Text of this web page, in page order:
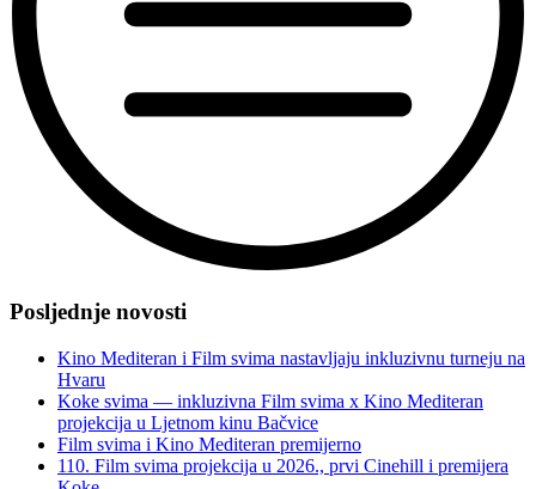
svima
dalje!”
Posljednje novosti
Kino Mediteran i Film svima nastavljaju inkluzivnu turneju na
Hvaru
Koke svima — inkluzivna Film svima x Kino Mediteran
projekcija u Ljetnom kinu Bačvice
Film svima i Kino Mediteran premijerno
110. Film svima projekcija u 2026., prvi Cinehill i premijera